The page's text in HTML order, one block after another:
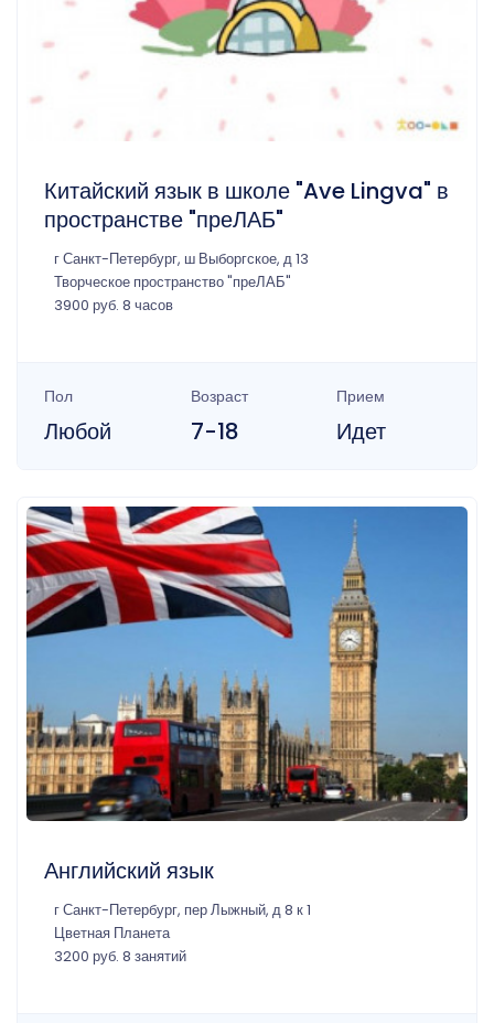
Китайский язык в школе "Ave Lingva" в
пространстве "преЛАБ"
г Санкт-Петербург, ш Выборгское, д 13
Творческое пространство "преЛАБ"
3900 руб. 8 часов
Пол
Любой
Возраст
7-18
Прием
Идет
Английский язык
г Санкт-Петербург, пер Лыжный, д 8 к 1
Цветная Планета
3200 руб. 8 занятий